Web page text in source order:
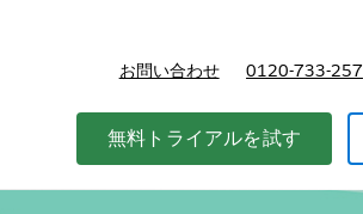
お問い合わせ 0120-733-257
無料トライアルを試す